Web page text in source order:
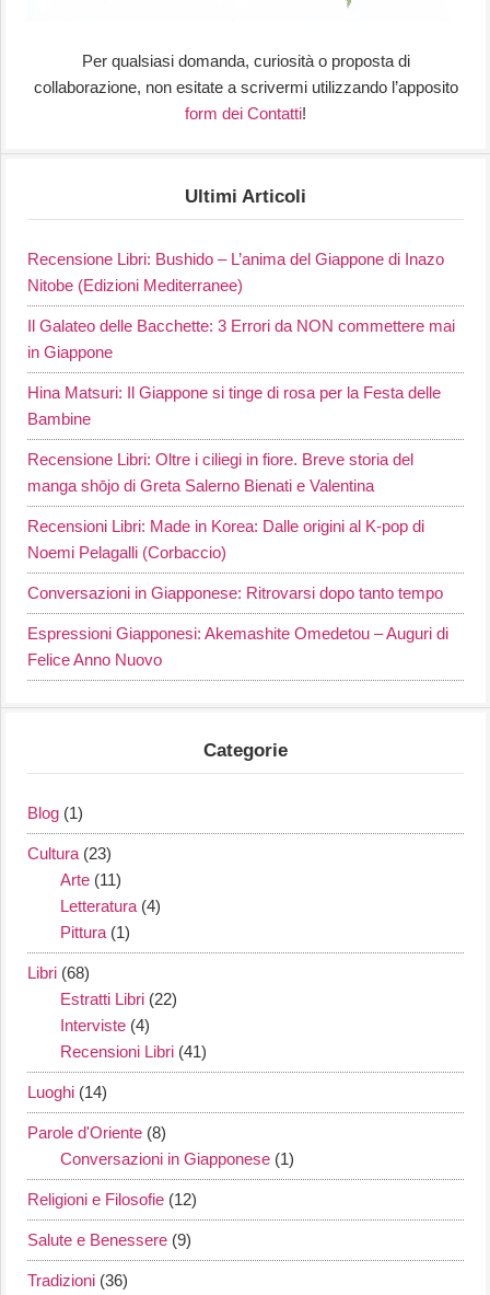
Per qualsiasi domanda, curiosità o proposta di
collaborazione, non esitate a scrivermi utilizzando l’apposito
form dei Contatti!
Ultimi Articoli
Recensione Libri: Bushido – L’anima del Giappone di Inazo
Nitobe (Edizioni Mediterranee)
Il Galateo delle Bacchette: 3 Errori da NON commettere mai
in Giappone
Hina Matsuri: Il Giappone si tinge di rosa per la Festa delle
Bambine
Recensione Libri: Oltre i ciliegi in fiore. Breve storia del
manga shōjo di Greta Salerno Bienati e Valentina
Recensioni Libri: Made in Korea: Dalle origini al K-pop di
Noemi Pelagalli (Corbaccio)
Conversazioni in Giapponese: Ritrovarsi dopo tanto tempo
Espressioni Giapponesi: Akemashite Omedetou – Auguri di
Felice Anno Nuovo
Categorie
Blog (1)
Cultura (23)
Arte (11)
Letteratura (4)
Pittura (1)
Libri (68)
Estratti Libri (22)
Interviste (4)
Recensioni Libri (41)
Luoghi (14)
Parole d'Oriente (8)
Conversazioni in Giapponese (1)
Religioni e Filosofie (12)
Salute e Benessere (9)
Tradizioni (36)